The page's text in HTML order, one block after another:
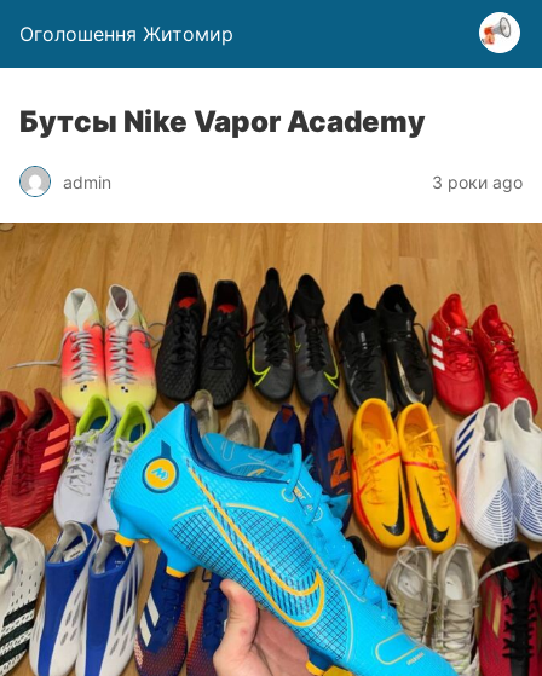
Оголошення Житомир
Бутсы Nike Vapor Academy
admin 3 роки ago